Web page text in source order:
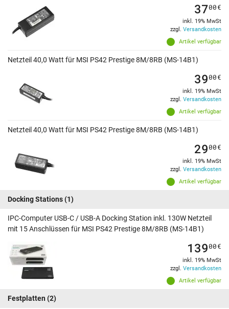
Artikel verfügbar
3700€
inkl. 19% MwSt
zzgl. Versandkosten
Netzteil 40,0 Watt für MSI PS42 Prestige 8M/8RB (MS-14B1)
Artikel verfügbar
3900€
inkl. 19% MwSt
zzgl. Versandkosten
Netzteil 40,0 Watt für MSI PS42 Prestige 8M/8RB (MS-14B1)
Artikel verfügbar
2900€
inkl. 19% MwSt
zzgl. Versandkosten
Docking Stations(1)
IPC-Computer USB-C / USB-A Docking Station inkl. 130W Netzteil
mit 15 Anschlüssen für MSI PS42 Prestige 8M/8RB (MS-14B1)
Artikel verfügbar
13900€
inkl. 19% MwSt
zzgl. Versandkosten
Festplatten (2)